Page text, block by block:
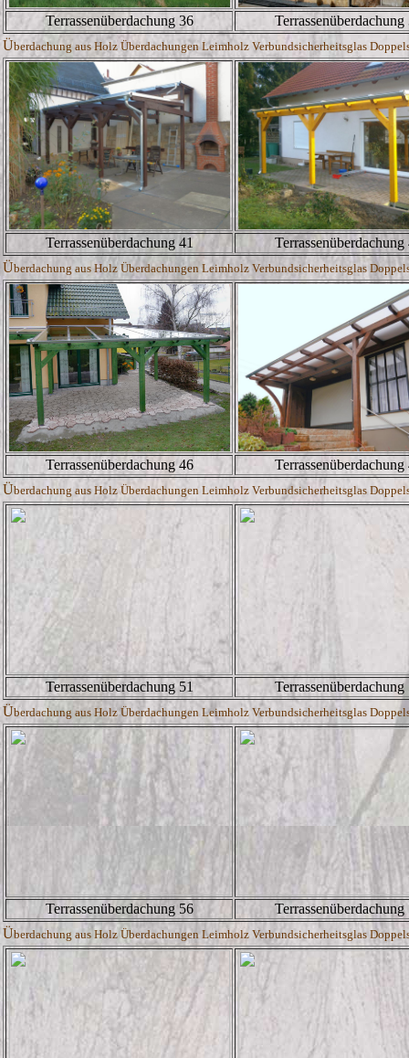
Terrassenüberdachung 36
Terrassenüberdachung
Überdachung aus Holz Überdachungen Leimholz Verbundsicherheitsglas
Terrassenüberdachung 41
Terrassenüberdachung
Überdachung aus Holz Überdachungen Leimholz Verbundsicherheitsglas
Terrassenüberdachung 46
Terrassenüberdachung
Überdachung aus Holz Überdachungen Leimholz Verbundsicherheitsglas
Terrassenüberdachung 51
Terrassenüberdachung
Überdachung aus Holz Überdachungen Leimholz Verbundsicherheitsglas
Terrassenüberdachung 56
Terrassenüberdachung
Überdachung aus Holz Überdachungen Leimholz Verbundsicherheitsglas